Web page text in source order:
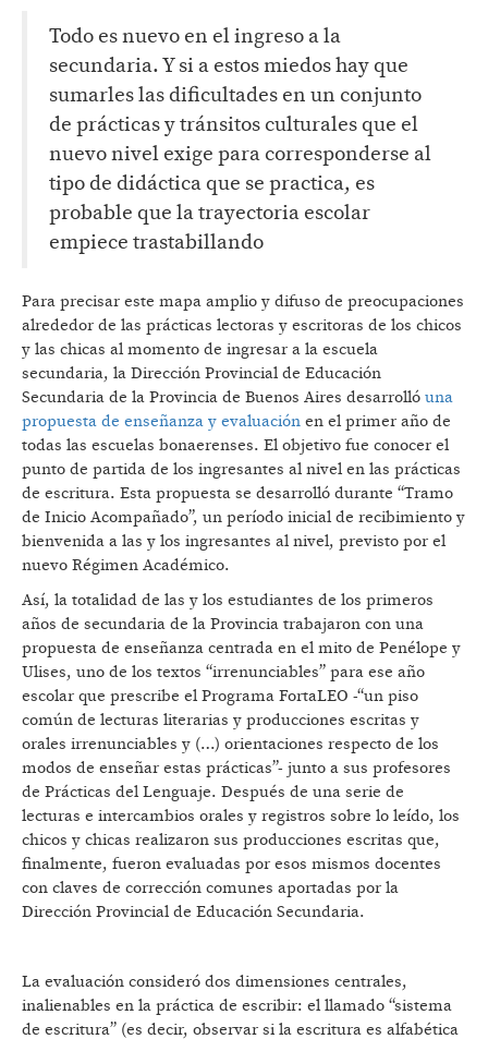
Todo es nuevo en el ingreso a la
secundaria. Y si a estos miedos hay que
sumarles las dificultades en un conjunto
de prácticas y tránsitos culturales que el
nuevo nivel exige para corresponderse al
tipo de didáctica que se practica, es
probable que la trayectoria escolar
empiece trastabillando
Para precisar este mapa amplio y difuso de preocupaciones
alrededor de las prácticas lectoras y escritoras de los chicos
y las chicas al momento de ingresar a la escuela
secundaria, la Dirección Provincial de Educación
Secundaria de la Provincia de Buenos Aires desarrolló una
propuesta de enseñanza y evaluación en el primer año de
todas las escuelas bonaerenses. El objetivo fue conocer el
punto de partida de los ingresantes al nivel en las prácticas
de escritura. Esta propuesta se desarrolló durante “Tramo
de Inicio Acompañado”, un período inicial de recibimiento y
bienvenida a las y los ingresantes al nivel, previsto por el
nuevo Régimen Académico.
Así, la totalidad de las y los estudiantes de los primeros
años de secundaria de la Provincia trabajaron con una
propuesta de enseñanza centrada en el mito de Penélope y
Ulises, uno de los textos “irrenunciables” para ese año
escolar que prescribe el Programa FortaLEO -“un piso
común de lecturas literarias y producciones escritas y
orales irrenunciables y (…) orientaciones respecto de los
modos de enseñar estas prácticas”- junto a sus profesores
de Prácticas del Lenguaje. Después de una serie de
lecturas e intercambios orales y registros sobre lo leído, los
chicos y chicas realizaron sus producciones escritas que,
finalmente, fueron evaluadas por esos mismos docentes
con claves de corrección comunes aportadas por la
Dirección Provincial de Educación Secundaria.
La evaluación consideró dos dimensiones centrales,
inalienables en la práctica de escribir: el llamado “sistema
de escritura” (es decir, observar si la escritura es alfabética